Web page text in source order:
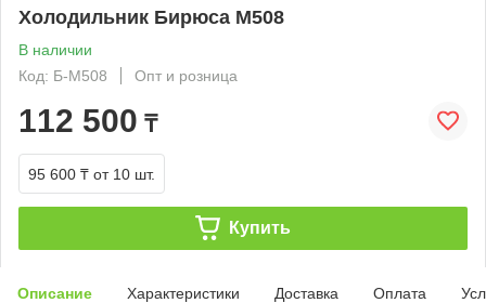
Холодильник Бирюса M508
В наличии
Код: Б-M508
Опт и розница
112 500 ₸
95 600 ₸ от 10 шт.
Купить
Описание Характеристики Доставка Оплата